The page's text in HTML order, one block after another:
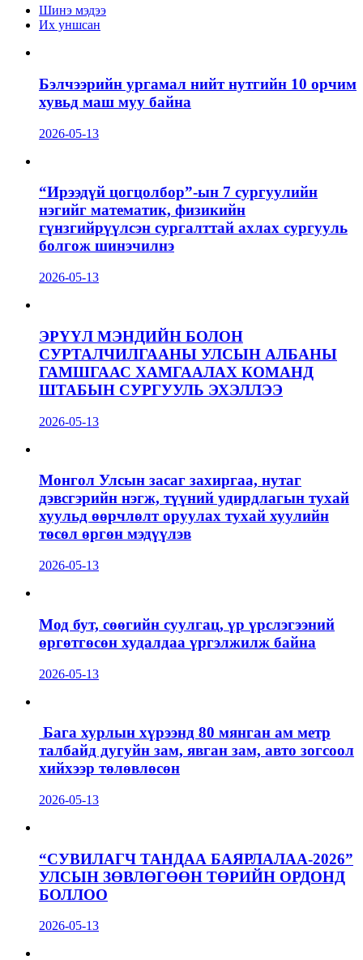
Шинэ мэдээ
Их уншсан
Бэлчээрийн ургамал нийт нутгийн 10 орчим
хувьд маш муу байна
2026-05-13
“Ирээдүй цогцолбор”-ын 7 сургуулийн
нэгийг математик, физикийн
гүнзгийрүүлсэн сургалттай ахлах сургууль
болгож шинэчилнэ
2026-05-13
ЭРҮҮЛ МЭНДИЙН БОЛОН
СУРТАЛЧИЛГААНЫ УЛСЫН АЛБАНЫ
ГАМШГААС ХАМГААЛАХ КОМАНД
ШТАБЫН СУРГУУЛЬ ЭХЭЛЛЭЭ
2026-05-13
Монгол Улсын засаг захиргаа, нутаг
дэвсгэрийн нэгж, түүний удирдлагын тухай
хуульд өөрчлөлт оруулах тухай хуулийн
төсөл өргөн мэдүүлэв
2026-05-13
Мод бут, сөөгийн суулгац, үр үрслэгээний
өргөтгөсөн худалдаа үргэлжилж байна
2026-05-13
Бага хурлын хүрээнд 80 мянган ам метр
талбайд дугуйн зам, явган зам, авто зогсоол
хийхээр төлөвлөсөн
2026-05-13
“СУВИЛАГЧ ТАНДАА БАЯРЛАЛАА-2026”
УЛСЫН ЗӨВЛӨГӨӨН ТӨРИЙН ОРДОНД
БОЛЛОО
2026-05-13